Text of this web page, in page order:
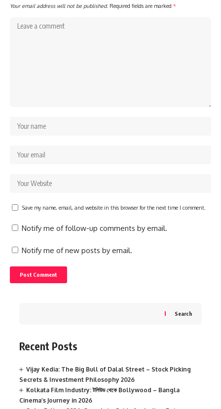
Your email address will not be published. Required fields are marked *
Save my name, email, and website in this browser for the next time I comment.
Notify me of follow-up comments by email.
Notify me of new posts by email.
Search
Recent Posts
Vijay Kedia: The Big Bull of Dalal Street – Stock Picking
Secrets & Investment Philosophy 2026
Kolkata Film Industry: টলিউড থেকে Bollywood – Bangla
Cinema’s Journey in 2026